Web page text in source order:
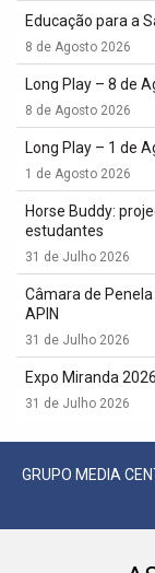
Educação para a
8 de Agosto 2026
Long Play – 8 de
8 de Agosto 2026
Long Play – 1 de
1 de Agosto 2026
Horse Buddy:
estudantes
31 de Julho 2026
Câmara de
APIN
31 de Julho 2026
Expo Miranda
31 de Julho 2026
GRUPO MEDIA